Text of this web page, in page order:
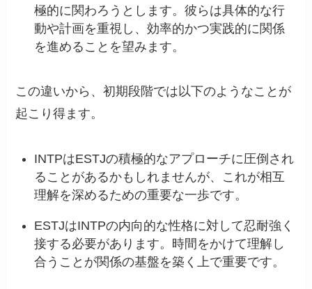
極的に関わろうとします。彼らは具体的な行
動や計画を重視し、効率的かつ実践的に関係
を進めることを望みます。
この違いから、初期段階では以下のようなことが
起こり得ます。
INTPはESTJの積極的なアプローチに圧倒され
ることがあるかもしれませんが、これが相互
理解を深めるための重要な一歩です。
ESTJはINTPの内向的な性格に対して忍耐強く
接する必要があります。時間をかけて理解し
合うことが関係の基盤を築く上で重要です。